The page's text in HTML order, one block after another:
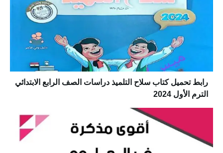
رابط تحميل كتاب سلاح التلميذ دراسات الصف الرابع الابتدائي
الترم الأول 2024